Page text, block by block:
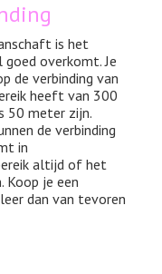
is het
overkomt. Je
de verbinding van
heeft van 300
50 meter zijn.
de verbinding
in
altijd of het
Koop je een
dan van tevoren